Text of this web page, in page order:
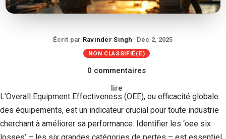
Écrit par Ravinder Singh Déc 2, 2025
NON CLASSIFIÉ(E)
0 commentaires
lire
L’Overall Equipment Effectiveness (OEE), ou efficacité globale
des équipements, est un indicateur crucial pour toute industrie
cherchant à améliorer sa performance. Identifier les ‘oee six